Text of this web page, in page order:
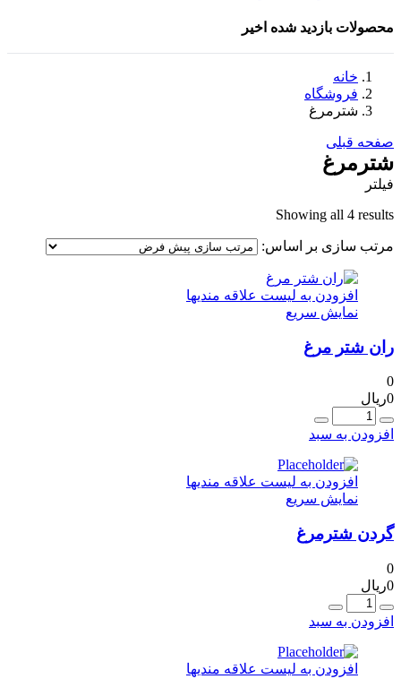
محصولات بازدید شده اخیر
خانه
فروشگاه
شترمرغ
صفحه قبلی
شترمرغ
فیلتر
Showing all 4 results
مرتب سازی بر اساس:
افزودن به لیست علاقه مندیها
نمایش سریع
ران شتر مرغ
ریال
تعداد
افزودن به سبد
افزودن به لیست علاقه مندیها
نمایش سریع
گردن شترمرغ
ریال
تعداد
افزودن به سبد
افزودن به لیست علاقه مندیها